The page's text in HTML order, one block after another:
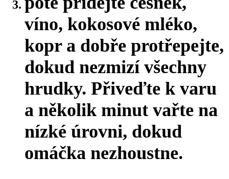
víno, kokosové mléko,
kopr a dobře protřepejte,
dokud nezmizí všechny
hrudky. Přiveďte k varu
a několik minut vařte na
nízké úrovni, dokud
omáčka nezhoustne.